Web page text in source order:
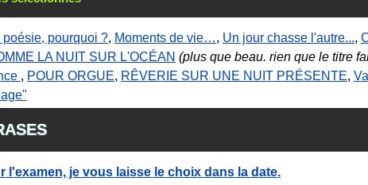
poésie, pourquoi ? Moments de vie… Un jour chasse l'autre...
LA NUIT SUR L'OCÉAN (plus que beau. rien que le titre
POUR ORGUE RÊVERIE SUR UNE NUIT PRÉSENTE
l'examen, je vous laisse le choix dans la date.